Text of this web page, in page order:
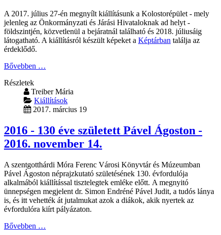
A 2017. július 27-én megnyílt kiállításunk a Kolostorépület - mely
jelenleg az Önkormányzati és Járási Hivataloknak ad helyt -
földszintjén, közvetlenül a bejáratnál található és 2018. júliusáig
látogatható. A kiállításról készült képeket a Képtárban találja az
érdeklődő.
Bővebben …
Részletek
Treiber Mária
Kiállítások
2017. március 19
2016 - 130 éve született Pável Ágoston -
2016. november 14.
A szentgotthárdi Móra Ferenc Városi Könyvtár és Múzeumban
Pável Ágoston néprajzkutató születésének 130. évfordulója
alkalmából kiállítással tisztelegtek emléke előtt. A megnyitó
ünnepségen megjelent dr. Simon Endréné Pável Judit, a tudós lánya
is, és itt vehették át jutalmukat azok a diákok, akik nyertek az
évfordulóra kiírt pályázaton.
Bővebben …